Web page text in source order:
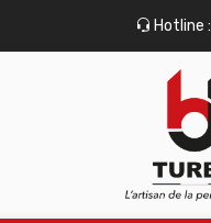
Hotline
Panneau de gestion des